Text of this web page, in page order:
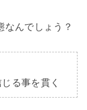
なんでしょう？
る事を貫く